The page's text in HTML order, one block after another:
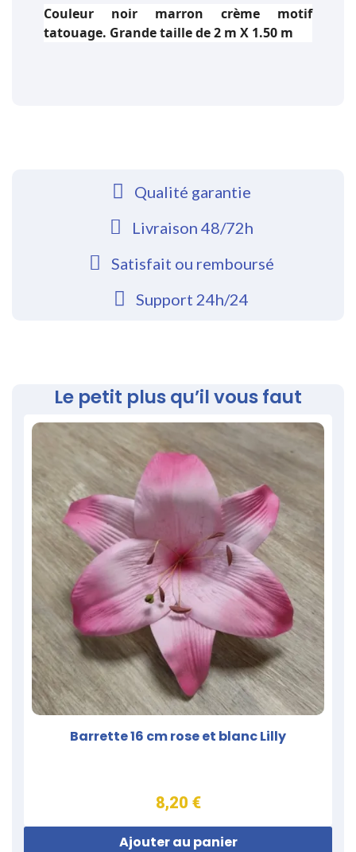
Couleur noir marron crème motif
tatouage. Grande taille de 2 m X 1.50 m
Qualité garantie
Livraison 48/72h
Satisfait ou remboursé
Support 24h/24
Le petit plus qu’il vous faut
Barrette 16 cm rose et blanc Lilly
8,20 €
Ajouter au panier